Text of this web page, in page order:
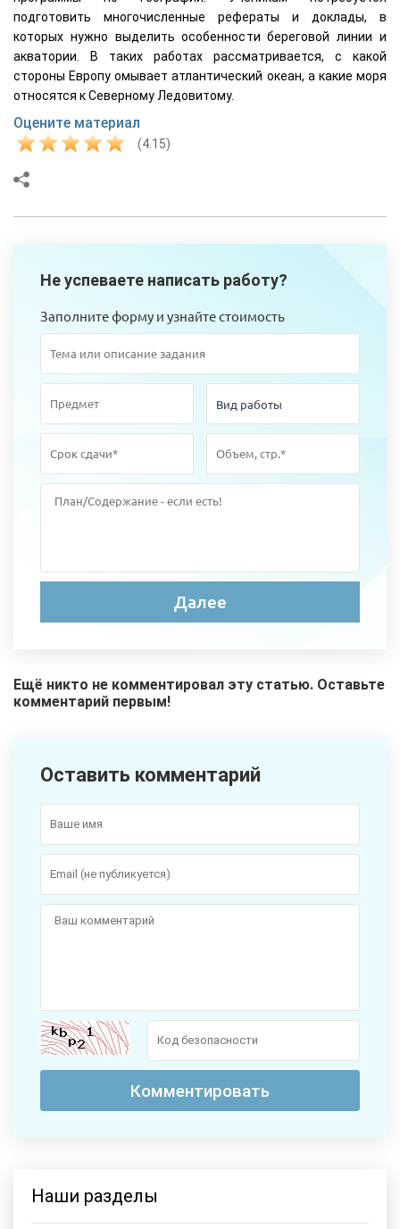
подготовить многочисленные рефераты и доклады, в
которых нужно выделить особенности береговой линии и
акватории. В таких работах рассматривается, с какой
стороны Европу омывает атлантический океан, а какие моря
относятся к Северному Ледовитому.
Оцените материал
(4.15)
Не успеваете написать работу?
Заполните форму и узнайте стоимость
Ещё никто не комментировал эту статью. Оставьте
комментарий первым!
Оставить комментарий
Наши разделы